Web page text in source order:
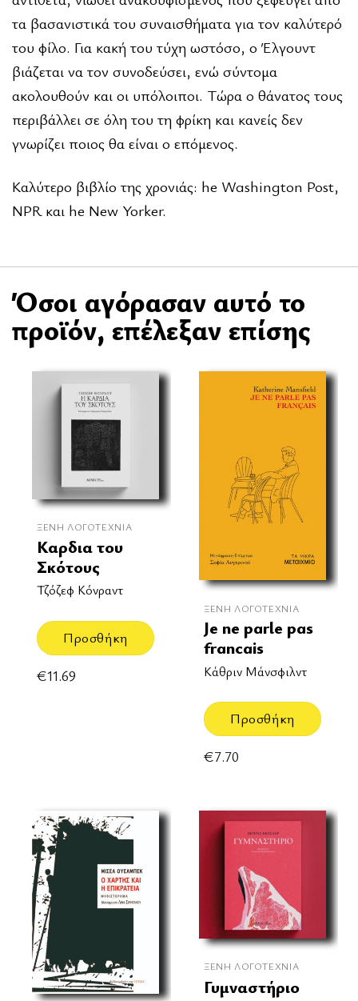
τα βασανιστικά του συναισθήματα για τον καλύτερό
του φίλο. Για κακή του τύχη ωστόσο, ο Έλγουντ
βιάζεται να τον συνοδεύσει, ενώ σύντομα
ακολουθούν και οι υπόλοιποι. Τώρα ο θάνατος τους
περιβάλλει σε όλη του τη φρίκη και κανείς δεν
γνωρίζει ποιος θα είναι ο επόμενος.
Καλύτερο βιβλίο της χρονιάς: The Washington Post,
NPR και The New Yorker.
Όσοι αγόρασαν αυτό το
προϊόν, επέλεξαν επίσης
ΞΈΝΗ ΛΟΓΟΤΕΧΝΊΑ
Καρδια του
Σκότους
Τζόζεφ Κόνραντ
Προσθήκη
€11.69
ΞΈΝΗ ΛΟΓΟΤΕΧΝΊΑ
Je ne parle pas
francais
Κάθριν Μάνσφιλντ
Προσθήκη
€7.70
ΞΈΝΗ ΛΟΓΟΤΕΧΝΊΑ
Γυμναστήριο